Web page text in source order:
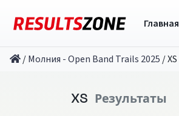
Главная
/Молния - Open Band Trails 2025 /XS
XS Результаты